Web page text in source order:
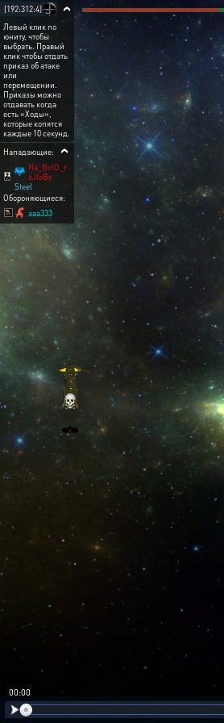
[192:312:4]
Левый клик по
юниту, чтобы
выбрать. Правый
клик чтобы отдать
приказ об атаке
или
перемещении.
Приказы можно
отдавать когда
есть «Ходы»,
которые копятся
каждые 10 секунд.
Нападающие:
Ha_BclO_r
oJloBy
Steel
Обороняющиеся:
aaa333
00:01